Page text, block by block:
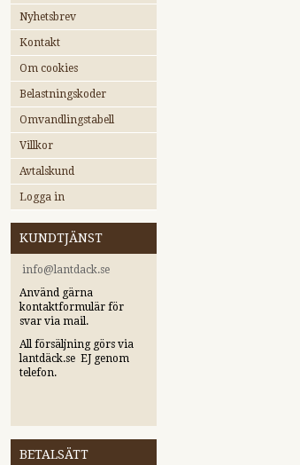
Nyhetsbrev
Kontakt
Om cookies
Belastningskoder
Omvandlingstabell
Villkor
Avtalskund
Logga in
KUNDTJÄNST
info@lantdack.se
Använd gärna
kontaktformulär för
svar via mail.
All försäljning görs via
lantdäck.se EJ genom
telefon.
BETALSÄTT